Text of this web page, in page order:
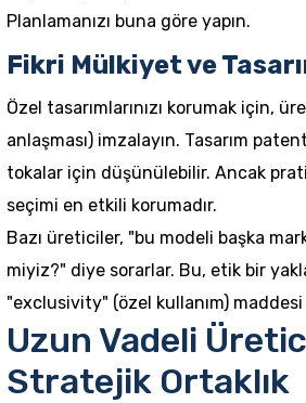
Planlamanızı buna göre yapın.
Fikri Mülkiyet ve
Özel tasarımlarınızı korumak için,
anlaşması) imzalayın. Tasarım
tokalar için düşünülebilir. Ancak
seçimi en etkili korumadır.
Bazı üreticiler, "bu modeli başka
miyiz?" diye sorarlar. Bu, etik bir
"exclusivity" (özel kullanım)
Uzun Vadeli
Stratejik Ortaklık